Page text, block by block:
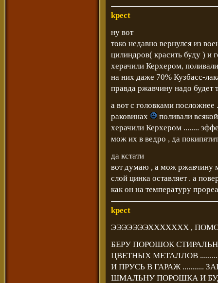
kpect
ну вот
токо недавно вернулся из
цилиндров( красить буду ) и
херачили Керхером,
на них даже 70% Кузбасс-
правда ржавчину надо будет
а вот с головками посложнее
раковинах
поливали
херачили Керхером ........
мож их в ведро , да
да кстати
вот думаю , а мож ржавчину
слой цинка оставляет . а
как он на температуру
kpect
ЭЭЭЭЭЭЭХХХХХХХ ,
БЕРУ ПОРОШОК
ЦВЕТНЫХ МЕТАЛЛОВ
И ПРУСЬ В ГАРАЖ ...........
ШМАЛЬНУ ПОРОШКА И